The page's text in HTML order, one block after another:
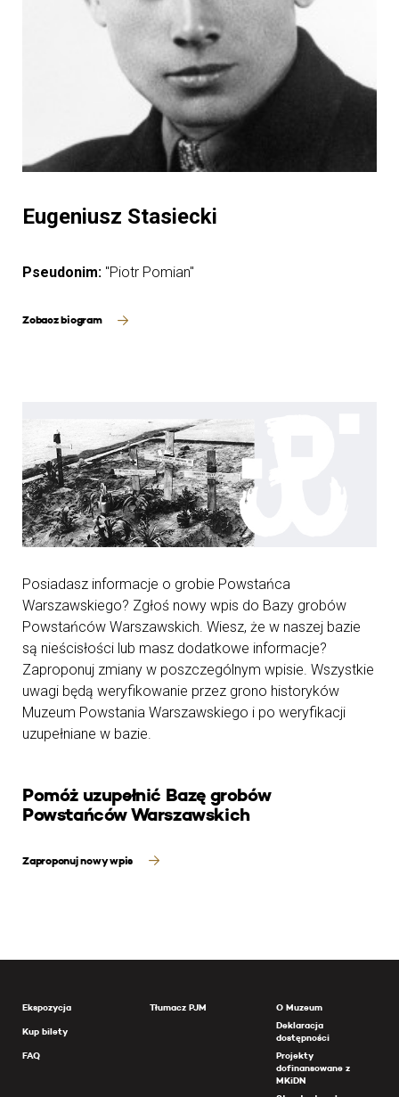
Eugeniusz Stasiecki
Pseudonim: "Piotr Pomian"
Zobacz biogram
Posiadasz informacje o grobie Powstańca
Warszawskiego? Zgłoś nowy wpis do Bazy grobów
Powstańców Warszawskich. Wiesz, że w naszej bazie
są nieścisłości lub masz dodatkowe informacje?
Zaproponuj zmiany w poszczególnym wpisie. Wszystkie
uwagi będą weryfikowanie przez grono historyków
Muzeum Powstania Warszawskiego i po weryfikacji
uzupełniane w bazie.
Pomóż uzupełnić Bazę grobów
Powstańców Warszawskich
Zaproponuj nowy wpis
Ekspozycja
Kup bilety
FAQ
Tłumacz PJM
O Muzeum
Deklaracja
dostępności
Projekty
dofinansowane z
MKiDN